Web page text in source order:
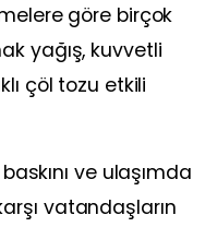
göre birçok
yağış, kuvvetli
çöl tozu etkili
ve ulaşımda
vatandaşların